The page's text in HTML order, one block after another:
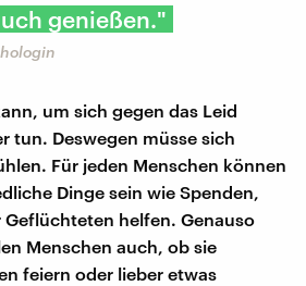
genießen."
um sich gegen das Leid
tun. Deswegen müsse sich
Für jeden Menschen können
Dinge sein wie Spenden,
helfen. Genauso
Menschen auch, ob sie
feiern oder lieber etwas